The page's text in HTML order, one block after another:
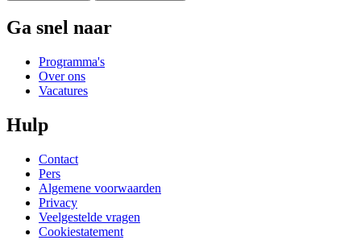
Ga snel naar
Programma's
Over ons
Vacatures
Hulp
Contact
Pers
Algemene voorwaarden
Privacy
Veelgestelde vragen
Cookiestatement